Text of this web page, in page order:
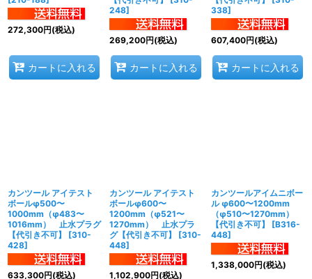
272,300円(税込)
カートに入れる
248]
269,200円(税込)
カートに入れる
338]
607,400円(税込)
カートに入れる
カンツール アイテスト
ボールφ500〜
1000mm（φ483〜
1016mm） 止水プラグ
【代引き不可】
[310-
428]
633,300円(税込)
カンツール アイテスト
ボールφ600〜
1200mm（φ521〜
1270mm） 止水プラ
グ【代引き不可】
[310-
448]
1,102,900円(税込)
カンツールアイムニボー
ル φ600〜1200mm
（φ510〜1270mm）
【代引き不可】
[B316-
448]
1,338,000円(税込)